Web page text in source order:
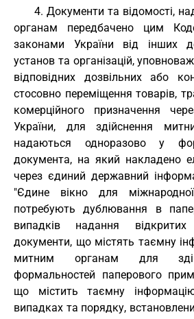
4. Документи та відомості,
органам передбачено цим
законами України від інших
установ та організацій,
відповідних дозвільних або
стосовно переміщення товарів,
комерційного призначення
України, для здійснення
надаються одноразово у
документа, на який накладено
через єдиний державний
"Єдине вікно для
потребують дублювання в
випадків надання
документи, що містять таємну
митним органам для
формальностей паперового
що містить таємну
випадках та порядку,